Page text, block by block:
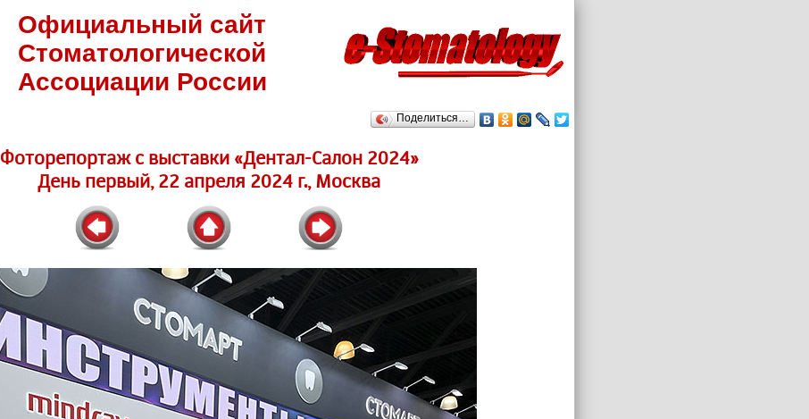
Официальный сайт
Стоматологической
Ассоциации России
Поделиться…
Фоторепортаж c выставки «Дентал-Салон 2024»
День первый, 22 апреля 2024 г., Москва